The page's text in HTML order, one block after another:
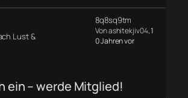
Lust &
8q8sq9tm
Von ashitekjiv04, 1
0 Jahren vor
ein – werde Mitglied!